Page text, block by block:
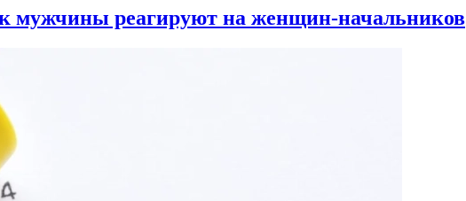
мужчины реагируют на женщин-начальников